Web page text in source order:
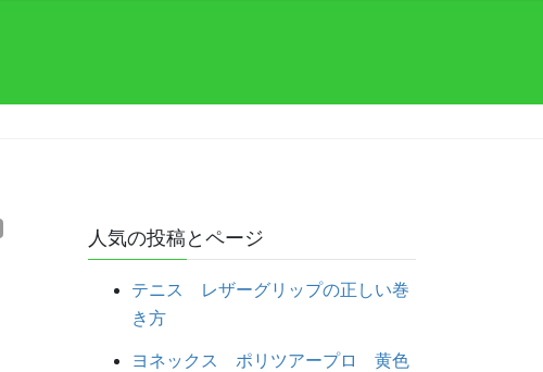
人気の投稿とページ
テニス レザーグリップの正しい巻
き方
ヨネックス ポリツアープロ 黄色